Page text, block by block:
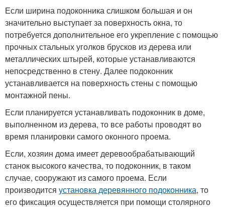
Если ширина подоконника слишком большая и он
значительно выступает за поверхность окна, то
потребуется дополнительное его укрепление с помощью
прочных стальных уголков брусков из дерева или
металлических штырей, которые устанавливаются
непосредственно в стену. Далее подоконник
устанавливается на поверхность стены с помощью
монтажной пены.
Если планируется устанавливать подоконник в доме,
выполненном из дерева, то все работы проводят во
время планировки самого оконного проема.
Если, хозяин дома имеет деревообрабатывающий
станок высокого качества, то подоконник, в таком
случае, сооружают из самого проема. Если
производится установка деревянного подоконника, то
его фиксация осуществляется при помощи столярного